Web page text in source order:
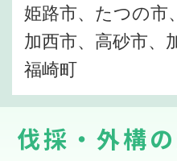
姫路市、たつの市
加西市、高砂市、
福崎町
伐採・外構